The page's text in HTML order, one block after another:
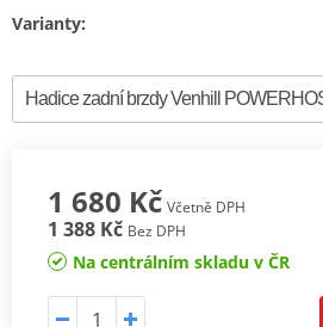
Varianty:
1 680 Kč Včetně DPH
1 388 Kč Bez DPH
Na centrálním skladu v ČR